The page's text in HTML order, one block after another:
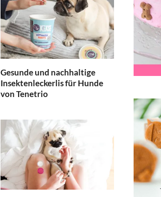
Gesunde und nachhaltige
Insektenleckerlis für Hunde
von Tenetrio